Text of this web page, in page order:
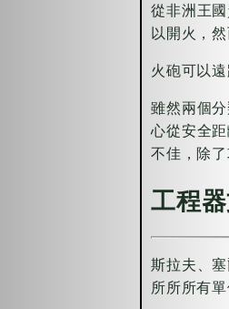
從非洲王
以開火，
火砲可以
雖然兩個
心從安全
不佳，除
工程
斯拉夫、
所所所有